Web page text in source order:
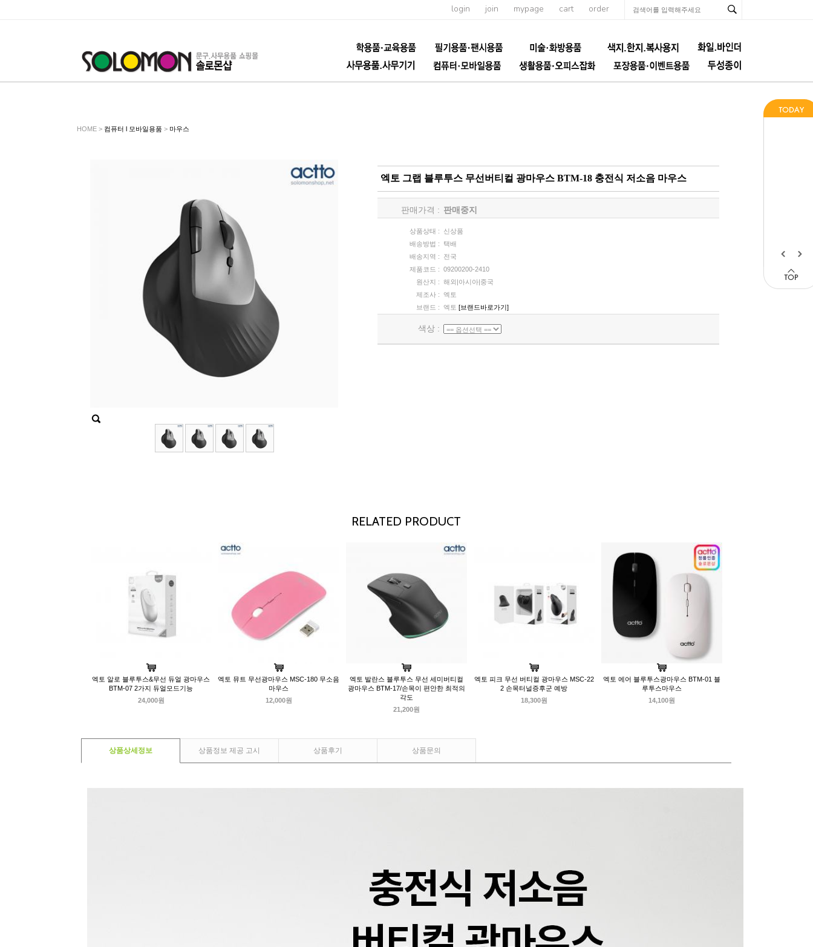
login join mypage cart order
HOME > 컴퓨터 l 모바일용품 > 마우스
엑토 그랩 블루투스 무선버티컬 광마우스 BTM-18 충전식 저소음 마우스
판매가격 : 판매중지
상품상태 :
신상품
배송방법 :
택배
배송지역 :
전국
제품코드 : 09200200-2410
원산지 : 해외|아시아|중국
제조사 : 엑토
브랜드 : 엑토 [브랜드바로가기]
색상 :
RELATED PRODUCT
엑토 알로 블루투스&무선 듀얼 광마우스
BTM-07 2가지 듀얼모드기능
24,000원
엑토 뮤트 무선광마우스 MSC-180 무소음
마우스
12,000원
엑토 발란스 블루투스 무선 세미버티컬
광마우스 BTM-17/손목이 편안한 최적의
각도
21,200원
엑토 피크 무선 버티컬 광마우스 MSC-22
2 손목터널증후군 예방
18,300원
엑토 에어 블루투스광마우스 BTM-01 블
루투스마우스
14,100원
상품상세정보 상품정보 제공 고시 상품후기 상품문의